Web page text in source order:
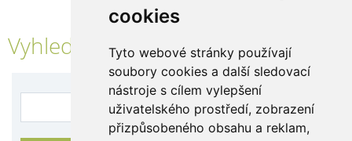
cookies
Tyto webové stránky používají
soubory cookies a další sledovací
nástroje s cílem vylepšení
uživatelského prostředí, zobrazení
přizpůsobeného obsahu a reklam,
Vyhledávání